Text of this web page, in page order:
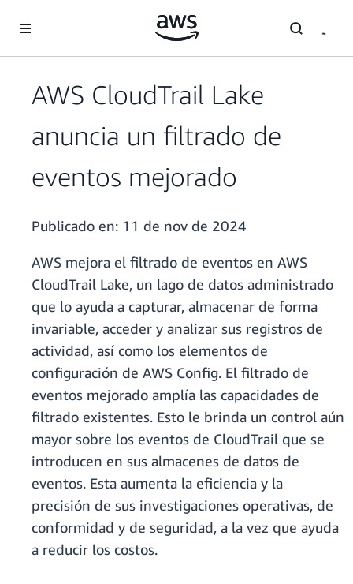
AWS CloudTrail Lake
anuncia un filtrado de
eventos mejorado
Publicado en: 11 de nov de 2024
AWS mejora el filtrado de eventos en AWS
CloudTrail Lake, un lago de datos administrado
que lo ayuda a capturar, almacenar de forma
invariable, acceder y analizar sus registros de
actividad, así como los elementos de
configuración de AWS Config. El filtrado de
eventos mejorado amplía las capacidades de
filtrado existentes. Esto le brinda un control aún
mayor sobre los eventos de CloudTrail que se
introducen en sus almacenes de datos de
eventos. Esta aumenta la eficiencia y la
precisión de sus investigaciones operativas, de
conformidad y de seguridad, a la vez que ayuda
a reducir los costos.